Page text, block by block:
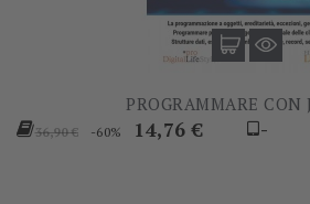
PROGRAMMARE CON
Prezzo
36,90 € -60% Prezzo
14,76 € -